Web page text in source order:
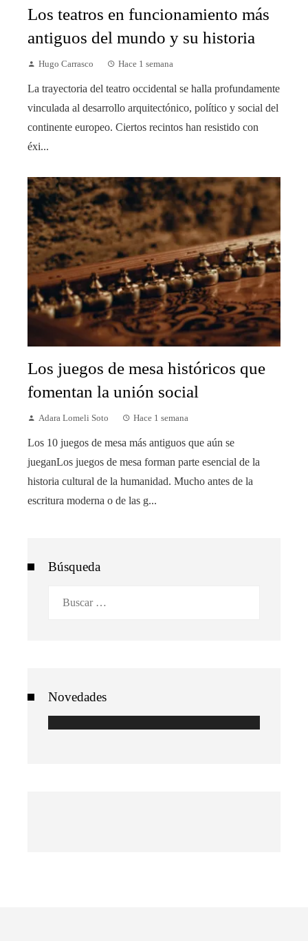
Los teatros en funcionamiento más
antiguos del mundo y su historia
Hugo Carrasco Hace 1 semana
La trayectoria del teatro occidental se halla profundamente
vinculada al desarrollo arquitectónico, político y social del
continente europeo. Ciertos recintos han resistido con
éxi...
Los juegos de mesa históricos que
fomentan la unión social
Adara Lomeli Soto Hace 1 semana
Los 10 juegos de mesa más antiguos que aún se
jueganLos juegos de mesa forman parte esencial de la
historia cultural de la humanidad. Mucho antes de la
escritura moderna o de las g...
Búsqueda
Novedades